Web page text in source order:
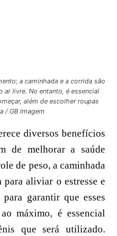
a caminhada e a corrida são
livre. No entanto, é essencial
além de escolher roupas
/ GB Imagem
diversos benefícios
de melhorar a saúde
de peso, a caminhada
para aliviar o estresse e
garantir que esses
máximo, é essencial
que será utilizado.